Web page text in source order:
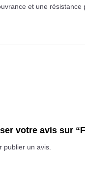
et une
votre avis sur
publier un avis.